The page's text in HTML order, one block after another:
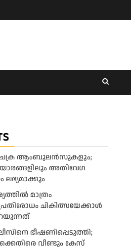
ആംബുലന്‍സുകളും;
അതിവേഗ
ലഭ്യമാക്കും
മാത്രം
ചികിത്സയേക്കാൾ
ഭീഷണിപ്പെടുത്തി;
വീണ്ടും കേസ്